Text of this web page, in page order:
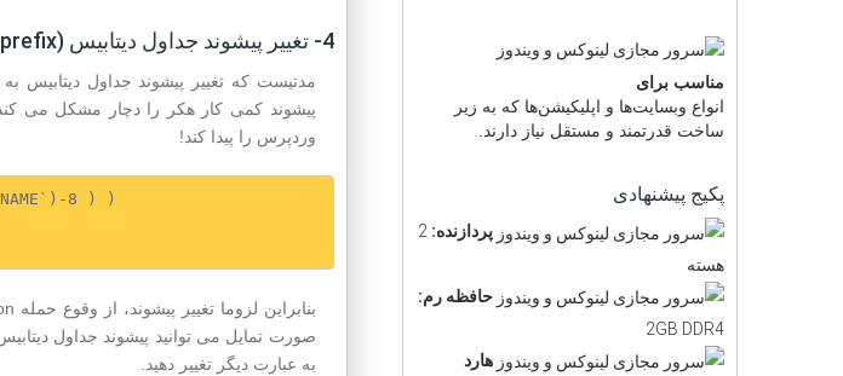
4- تغییر پیشوند جداول دیتابیس (table_prefix)
مدتیست که تغییر پیشوند جداول دیتابیس
پیشوند کمی کار هکر را دچار مشکل می
وردپرس را پیدا کند!
8 ) )
به عبارت دیگر تغییر دهید.
مناسب برای
انواع وبسایت‌ها و اپلیکیشن‌ها که به زیر
ساخت قدرتمند و مستقل نیاز دارند.
پکیج پیشنهادی
پردازنده: 2
هسته
حافظه رم:
2GB DDR4
هارد